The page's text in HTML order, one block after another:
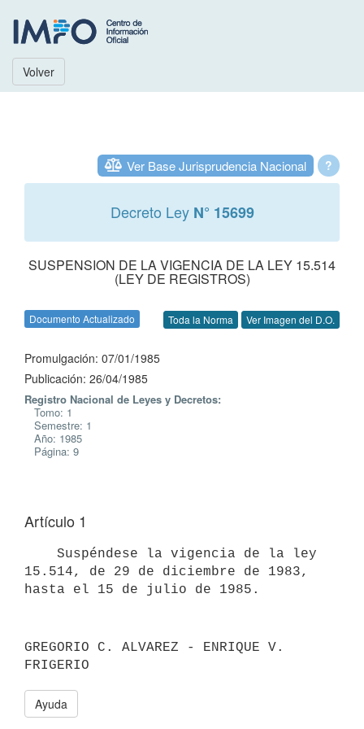
Volver
?
Ver Base Jurisprudencia Nacional
Decreto Ley N° 15699
SUSPENSION DE LA VIGENCIA DE LA LEY 15.514
(LEY DE REGISTROS)
Documento Actualizado Toda la Norma Ver Imagen del D.O.
Promulgación: 07/01/1985
Publicación: 26/04/1985
Registro Nacional de Leyes y Decretos:
Tomo: 1
Semestre: 1
Año: 1985
Página: 9
Artículo 1
15.514, de 29 de diciembre de 1983,
GREGORIO C. ALVAREZ - ENRIQUE V.
Ayuda